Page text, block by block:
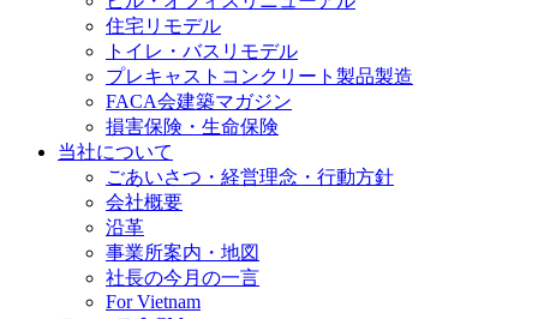
住宅リモデル
トイレ・バスリモデル
プレキャストコンクリート製品製造
FACA会建築マガジン
損害保険・生命保険
当社について
ごあいさつ・経営理念・行動方針
会社概要
沿革
事業所案内・地図
社長の今月の一言
For Vietnam